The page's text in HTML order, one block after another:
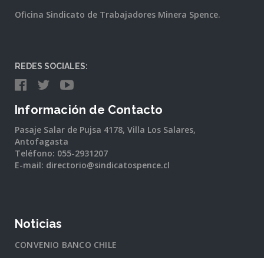
Oficina Sindicato de Trabajadores Minera Spence.
REDES SOCIALES:
Información de Contacto
Pasaje Salar de Pujsa 4178, Villa Los Salares,
Antofagasta
Teléfono: 055-2931207
E-mail: directorio@sindicatospence.cl
Noticias
CONVENIO BANCO CHILE